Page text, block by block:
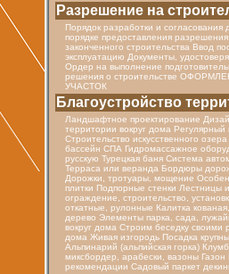
Разрешение на
Порядок разработки и
порядке предоставления
законченного строительства Ввод
эксплуатацию Документы,
Ордер на выполнение
решения о строительстве
УЧАСТОК
Благоустройство
Ландшафтное проектирование
территории вокруг дома Регулярный
Строительство искусственного
бассейн СПА Гидромассажное
русскую Турецкая баня Cистема
Терраса или веранда Бордюры
Дорожки, тротуары, мощение
плитки Подпорные стенки Лестницы
ограждение, строительство,
откатные, рулонные Калитка
дерево Элементы парка, сада,
вокруг дома Строим беседку своими
дома Живая изгородь Посадка
Альпинарий (альпийская горка)
миксбордер, арабески, вазоны Газон
рекомендации Садовый паркет